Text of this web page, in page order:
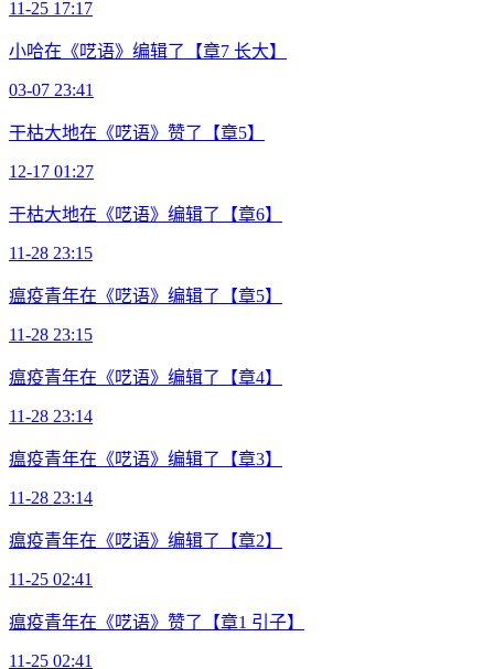
11-25 17:17
小哈在《呓语》编辑了【章7 长大】
03-07 23:41
干枯大地在《呓语》赞了【章5】
12-17 01:27
干枯大地在《呓语》编辑了【章6】
11-28 23:15
瘟疫青年在《呓语》编辑了【章5】
11-28 23:15
瘟疫青年在《呓语》编辑了【章4】
11-28 23:14
瘟疫青年在《呓语》编辑了【章3】
11-28 23:14
瘟疫青年在《呓语》编辑了【章2】
11-25 02:41
瘟疫青年在《呓语》赞了【章1 引子】
11-25 02:41